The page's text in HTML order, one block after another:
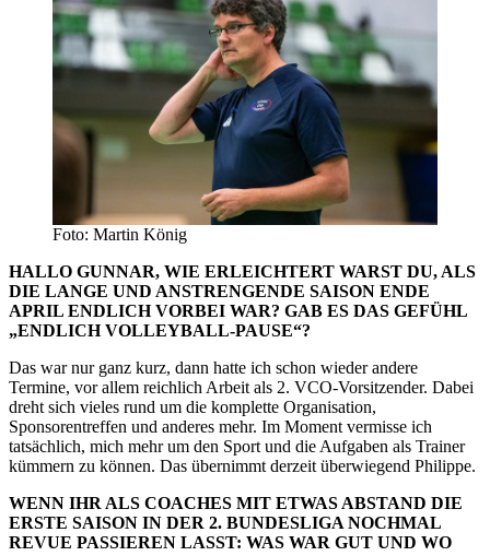
Foto: Martin König
HALLO GUNNAR, WIE ERLEICHTERT WARST DU, ALS
DIE LANGE UND ANSTRENGENDE SAISON ENDE
APRIL ENDLICH VORBEI WAR? GAB ES DAS GEFÜHL
„ENDLICH VOLLEYBALL-PAUSE“?
Das war nur ganz kurz, dann hatte ich schon wieder andere
Termine, vor allem reichlich Arbeit als 2. VCO-Vorsitzender. Dabei
dreht sich vieles rund um die komplette Organisation,
Sponsorentreffen und anderes mehr. Im Moment vermisse ich
tatsächlich, mich mehr um den Sport und die Aufgaben als Trainer
kümmern zu können. Das übernimmt derzeit überwiegend Philippe.
WENN IHR ALS COACHES MIT ETWAS ABSTAND DIE
ERSTE SAISON IN DER 2. BUNDESLIGA NOCHMAL
REVUE PASSIEREN LASST: WAS WAR GUT UND WO